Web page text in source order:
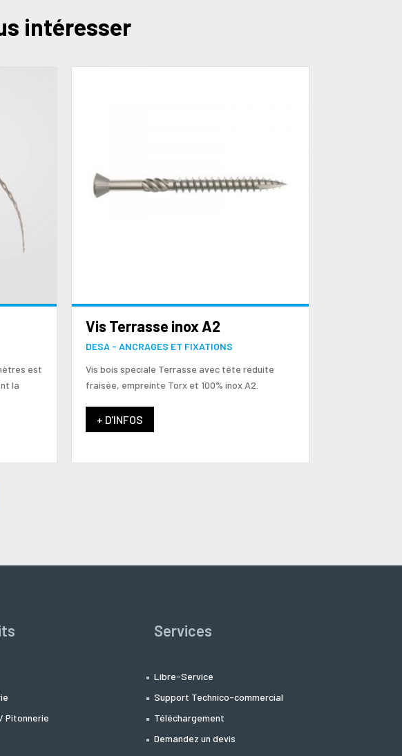
intéresser
est
la
Vis Terrasse inox A2
DESA - ANCRAGES ET FIXATIONS
Vis bois spéciale Terrasse avec tête réduite
fraisée, empreinte Torx et 100% inox A2.
+ D'INFOS
Pitonnerie
Services
Libre-Service
Support Technico-commercial
Téléchargement
Demandez un devis